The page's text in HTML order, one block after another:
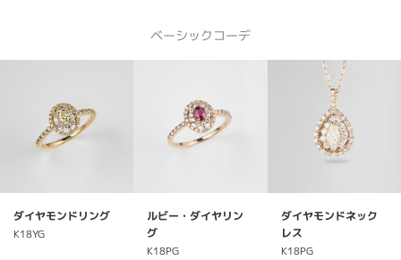
ベーシックコーデ
ダイヤモンドリング
K18YG
ルビー・ダイヤリン
グ
K18PG
ダイヤモンドネック
レス
K18PG